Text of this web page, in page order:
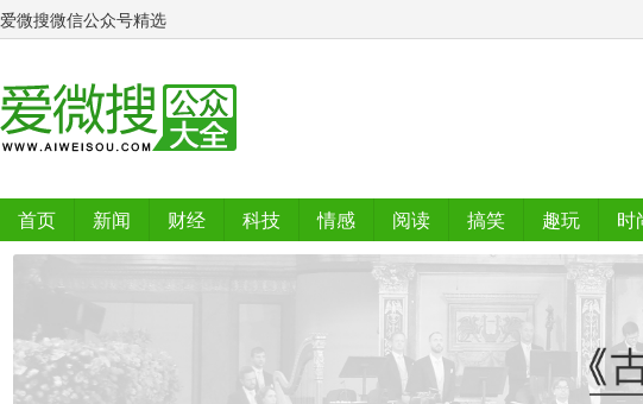
爱微搜微信公众号精选
首页 新闻 财经 科技 情感 阅读 搞笑 趣玩 时